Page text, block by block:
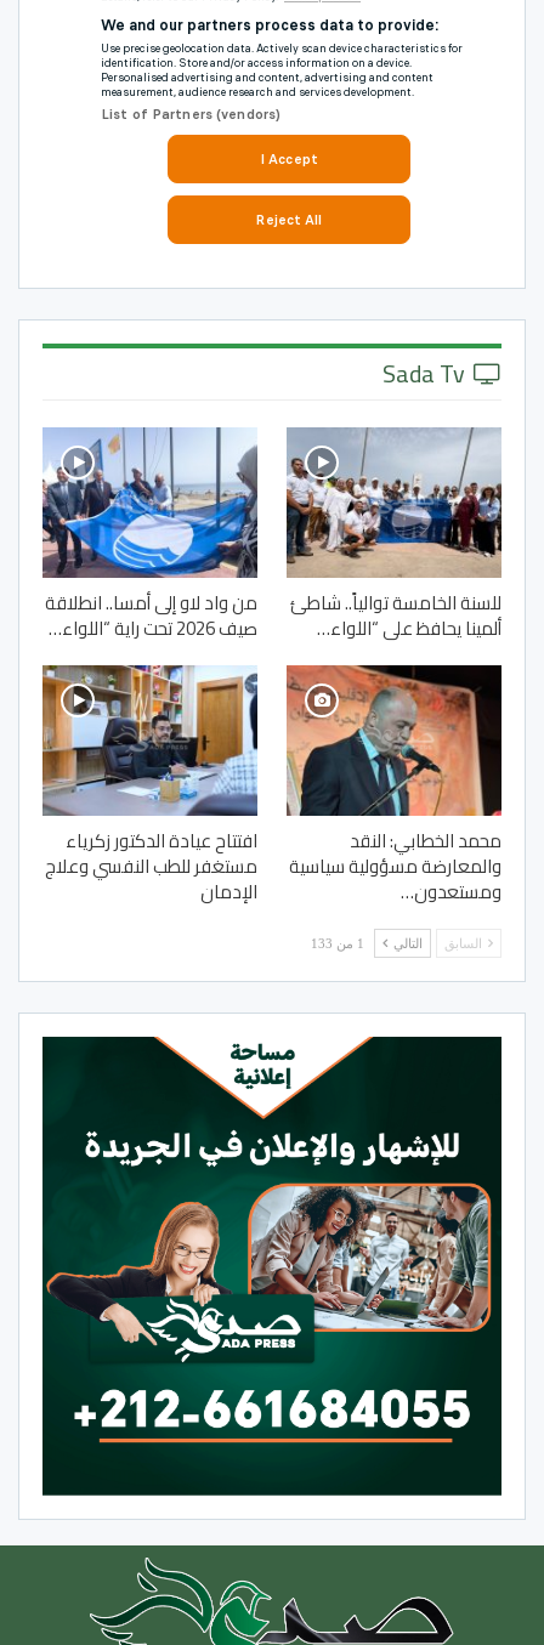
للسنة الخامسة توالياً.. شاطئ
ألمينا يحافظ على “اللواء…
من واد لاو إلى أمسا.. انطلاقة
صيف 2026 تحت راية “اللواء…
محمد الخطابي: النقد
والمعارضة مسؤولية سياسية
ومستعدون…
افتتاح عيادة الدكتور زكرياء
مستغفر للطب النفسي وعلاج
الإدمان
السابق التالي 1 من 133